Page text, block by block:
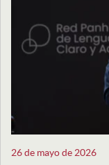
26 de mayo de 2026